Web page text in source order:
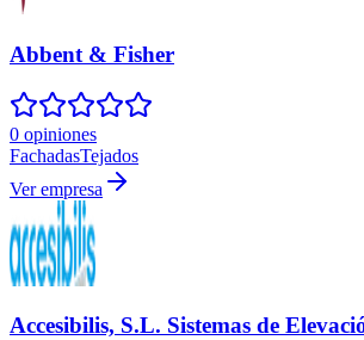
Abbent & Fisher
0 opiniones
FachadasTejados
Ver empresa
Accesibilis, S.L. Sistemas de